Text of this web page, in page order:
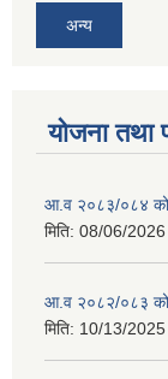
अन्य
योजना तथा
आ.व २०८३/०८४ को
मिति: 08/06/
आ.व २०८२/०८३ को
मिति: 10/13/